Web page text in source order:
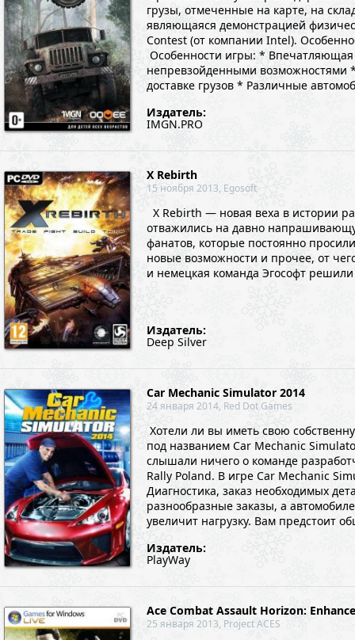
грузы, отмеченные на карте, на
являющаяся демонстрацией
Contest (от компании Intel).
Особенности игры: *
непревзойденными
доставке грузов * Различные
Издатель:
IMGN.PRO
X Rebirth
15 ноября 2013, Egosoft
X Rebirth — новая веха в истории
отважились на давно
фанатов, которые постоянно
новые возможности и прочее, от
и немецкая команда Эгософт
Издатель:
Deep Silver
Car Mechanic Simulator 2014
24 января 2014, Red Dot Games
Хотели ли вы иметь свою
под названием Car Mechanic
слышали ничего о команде
Rally Poland. В игре Car Mechanic
Диагностика, заказ необходимых
разнообразные заказы, а
увеличит нагрузку. Вам предстоит
Издатель:
PlayWay
Ace Combat Assault Horizon:
25 января 2013, Project ACES